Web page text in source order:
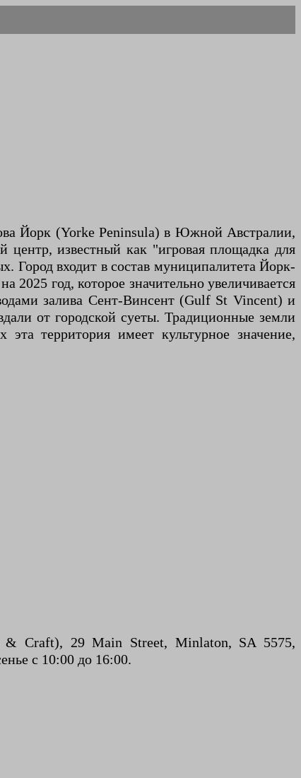
Йорк (Yorke Peninsula) в Южной Австралии,
известный как "игровая площадка для
входит в состав муниципалитета Йорк-
год, которое значительно увеличивается
залива Сент-Винсент (Gulf St Vincent) и
от городской суеты. Традиционные земли
территория имеет культурное значение,
& Craft), 29 Main Street, Minlaton, SA 5575,
с 10:00 до 16:00.